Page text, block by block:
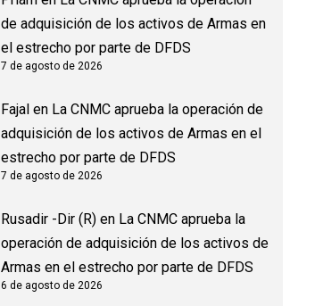
de adquisición de los activos de Armas en
el estrecho por parte de DFDS
7 de agosto de 2026
Fajalen La CNMC aprueba la operación de
adquisición de los activos de Armas en el
estrecho por parte de DFDS
7 de agosto de 2026
Rusadir -Dir (R)en La CNMC aprueba la
operación de adquisición de los activos de
Armas en el estrecho por parte de DFDS
6 de agosto de 2026